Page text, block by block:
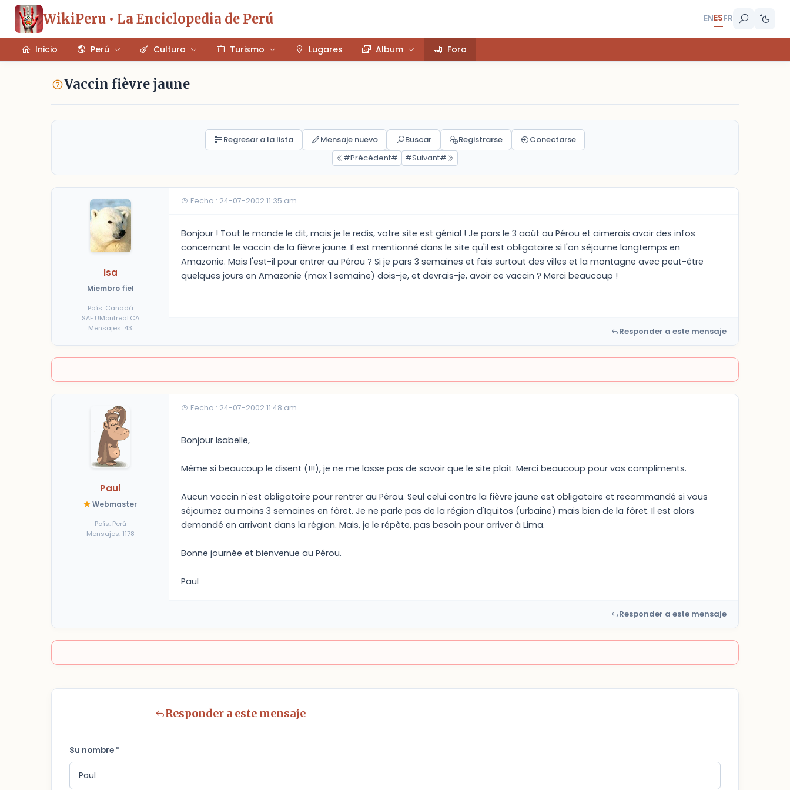
WikiPeru • La Enciclopedia de Perú ENESFR
Inicio Perú Cultura Turismo Lugares Album Foro
Vaccin fièvre jaune
Regresar a la lista Mensaje nuevo Buscar Registrarse
Conectarse
#Précédent#
#Suivant#
Isa
Miembro fiel
País: Canadá
SAE.UMontreal.CA
Mensajes: 43
Fecha : 24-07-2002 11:35 am
Bonjour ! Tout le monde le dit, mais je le redis, votre site est génial ! Je pars le 3 août au Pérou et aimerais avoir des infos
concernant le vaccin de la fièvre jaune. Il est mentionné dans le site qu'il est obligatoire si l'on séjourne longtemps en
Amazonie. Mais l'est-il pour entrer au Pérou ? Si je pars 3 semaines et fais surtout des villes et la montagne avec peut-être
quelques jours en Amazonie (max 1 semaine) dois-je, et devrais-je, avoir ce vaccin ? Merci beaucoup !
Responder a este mensaje
Paul
Webmaster
País: Perú
Mensajes: 1178
Fecha : 24-07-2002 11:48 am
Bonjour Isabelle,
Même si beaucoup le disent (!!!), je ne me lasse pas de savoir que le site plait. Merci beaucoup pour vos compliments.
Aucun vaccin n'est obligatoire pour rentrer au Pérou. Seul celui contre la fièvre jaune est obligatoire et recommandé si vous
séjournez au moins 3 semaines en fôret. Je ne parle pas de la région d'Iquitos (urbaine) mais bien de la fôret. Il est alors
demandé en arrivant dans la région. Mais, je le répète, pas besoin pour arriver à Lima.
Bonne journée et bienvenue au Pérou.
Paul
Responder a este mensaje
Responder a este mensaje
Su nombre *